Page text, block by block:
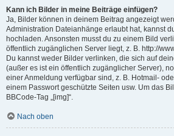
Kann ich Bilder in meine Beiträge einfügen?
Ja, Bilder können in deinem Beitrag angezeigt
Administration Dateianhänge erlaubt hat, kannst
hochladen. Ansonsten musst du zu einem Bild
öffentlich zugänglichen Server liegt, z. B. http://
Du kannst weder Bilder verlinken, die sich auf
(außer es ist ein öffentlich zugänglicher Server),
einer Anmeldung verfügbar sind, z. B. Hotmail-
einem Passwort geschützte Seiten usw. Um das
BBCode-Tag „[img]“.
Nach oben